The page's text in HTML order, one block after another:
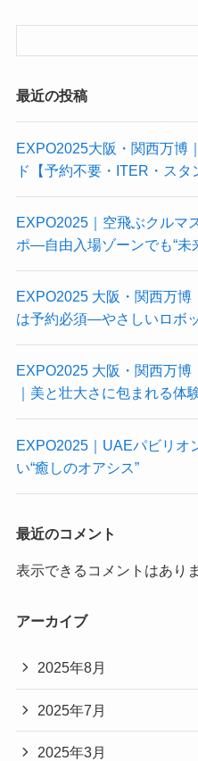
最近の投稿
EXPO2025大阪・関西万博
ド【予約不要・ITER・スタ
EXPO2025｜空飛ぶクルマ
ポ—自由入場ゾーンでも“未
EXPO2025 大阪・関西万博
は予約必須—やさしいロボ
EXPO2025 大阪・関西万博
｜美と壮大さに包まれる体
EXPO2025｜UAEパビリオ
い“癒しのオアシス”
最近のコメント
表示できるコメントはあり
アーカイブ
2025年8月
2025年7月
2025年3月